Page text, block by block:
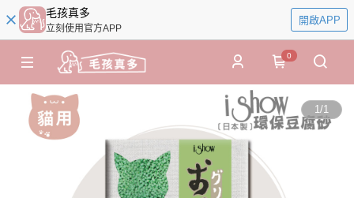
毛孩真多
立刻使用官方APP
開啟APP
0
1/1